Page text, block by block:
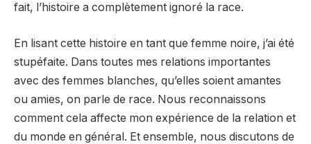
fait, l’histoire a complètement ignoré la race.
En lisant cette histoire en tant que femme noire, j’ai été
stupéfaite. Dans toutes mes relations importantes
avec des femmes blanches, qu’elles soient amantes
ou amies, on parle de race. Nous reconnaissons
comment cela affecte mon expérience de la relation et
du monde en général. Et ensemble, nous discutons de